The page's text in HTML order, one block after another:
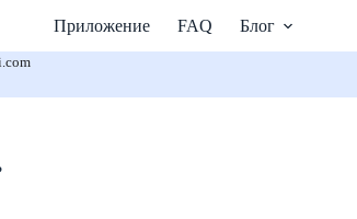
Приложение FAQ Блог